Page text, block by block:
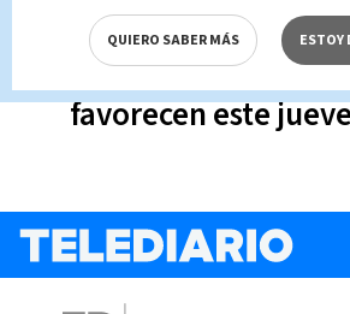
Clásico Nacional:
si condiciones
favorecen este
QUIERO SABER MÁS ESTOY